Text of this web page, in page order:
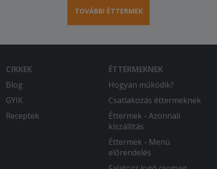
TOVÁBBI ÉTTERMEK
CIKKEK
Blog
GYIK
Receptek
ÉTTERMEKNEK
Hogyan működik?
Csatlakozás éttermeknek
Éttermek - Azonnali
kiszállítás
Éttermek - Menü
előrendelés